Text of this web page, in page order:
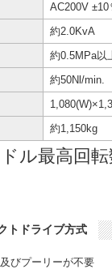
AC200V
約2.0KvA
約0.5MPa以
約50Nl/min.
約1,150kg
ル最高回
トドライブ方式
びプーリーが不要